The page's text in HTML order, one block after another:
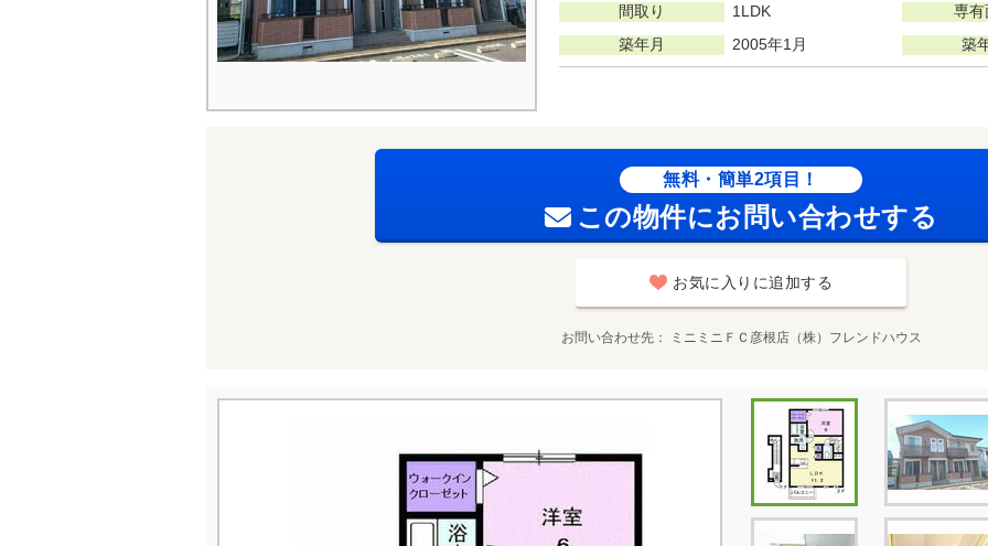
間取り 1LDK 専有
築年月 2005年1月 築
無料・簡単2項目！
この物件にお問い合わせする
お気に入りに追加する
お問い合わせ先 ミニミニＦＣ彦根店（株）フレンドハウス